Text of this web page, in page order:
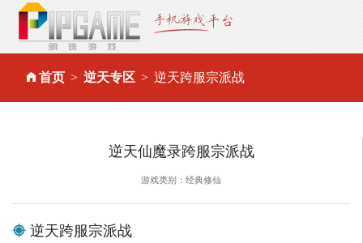
首页 逆天专区 逆天跨服宗派战
逆天仙魔录跨服宗派战
游戏类别：经典修仙
逆天跨服宗派战